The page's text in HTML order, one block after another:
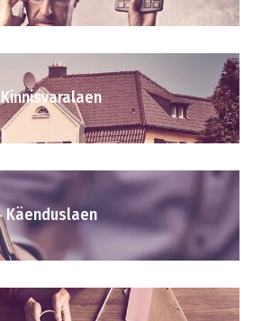
Kinnisvaralaen
Käenduslaen